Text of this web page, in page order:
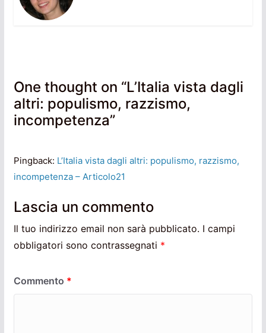
One thought on “L’Italia vista dagli
altri: populismo, razzismo,
incompetenza”
Pingback: L’Italia vista dagli altri: populismo, razzismo,
incompetenza – Articolo21
Lascia un commento
Il tuo indirizzo email non sarà pubblicato. I campi
obbligatori sono contrassegnati *
Commento *